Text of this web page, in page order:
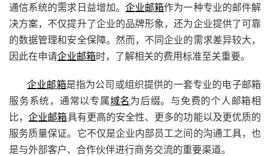
通信系统的需求日益增加。 企业邮箱作为一种专业的邮件解
决方案，不仅提升了企业的品牌形象，还为企业提供了可靠
的数据管理和安全保障。然而，不同企业的需求差异较大，
因此在申请企业邮箱时，了解相关的费用标准至关重要。
企业邮箱是指为公司或组织提供的一套专业的电子邮箱
服务系统，通常以专属域名 为后缀。与免费的个人邮箱相
比，企业邮箱具有更高的安全性、更多的功能以及更优质的
服务质量保证。它不仅是企业内部员工之间的沟通工具，也
是与外部客户、合作伙伴进行商务交流的重要渠道。